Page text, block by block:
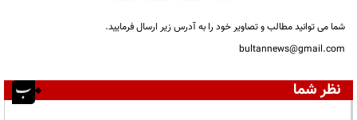
شما می توانید مطالب و تصاویر خود را به آدرس زیر ارسال فرمایید.
bultannews@gmail.com
نظر شما